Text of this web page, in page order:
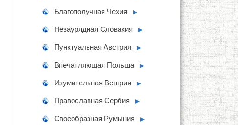
Благополучная Чехия ►
Незаурядная Словакия ►
Пунктуальная Австрия ►
Впечатляющая Польша ►
Изумительная Венгрия ►
Православная Сербия ►
Своеобразная Румыния ►